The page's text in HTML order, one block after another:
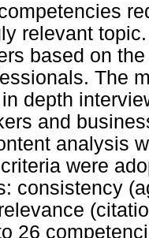
relevant
based on
The
depth
and
analysis
were
consistency
26